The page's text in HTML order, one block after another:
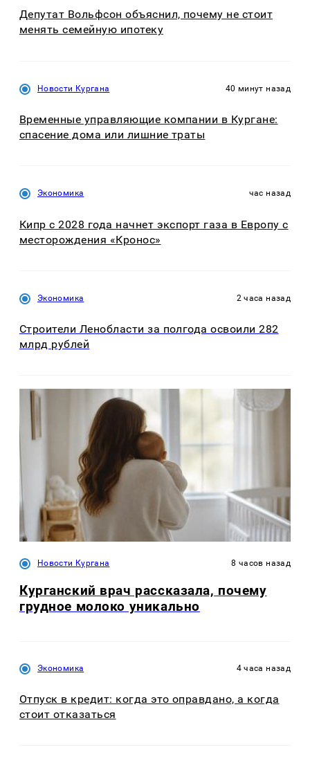
Депутат Вольфсон объяснил, почему не стоит
менять семейную ипотеку
Новости Кургана 40 минут назад
Временные управляющие компании в Кургане:
спасение дома или лишние траты
Экономика час назад
Кипр с 2028 года начнет экспорт газа в Европу с
месторождения «Кронос»
Экономика 2 часа назад
Строители Ленобласти за полгода освоили 282
млрд рублей
Новости Кургана 8 часов назад
Курганский врач рассказала, почему
грудное молоко уникально
Экономика 4 часа назад
Отпуск в кредит: когда это оправдано, а когда
стоит отказаться